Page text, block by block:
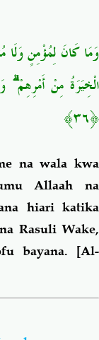
وَمَا كَانَ لِمُؤْمِنٍ وَلَا
الْخِيَرَةُ مِنْ أَمْرِهِمْ
﴿٣٦﴾
na wala kwa
Allaah na
hiari katika
Rasuli Wake,
bayana. [Al-